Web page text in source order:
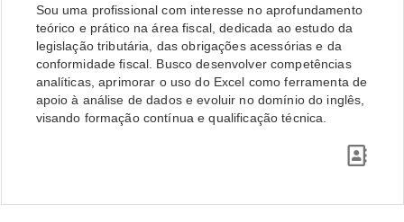
Sou uma profissional com interesse no aprofundamento
teórico e prático na área fiscal, dedicada ao estudo da
legislação tributária, das obrigações acessórias e da
conformidade fiscal. Busco desenvolver competências
analíticas, aprimorar o uso do Excel como ferramenta de
apoio à análise de dados e evoluir no domínio do inglês,
visando formação contínua e qualificação técnica.